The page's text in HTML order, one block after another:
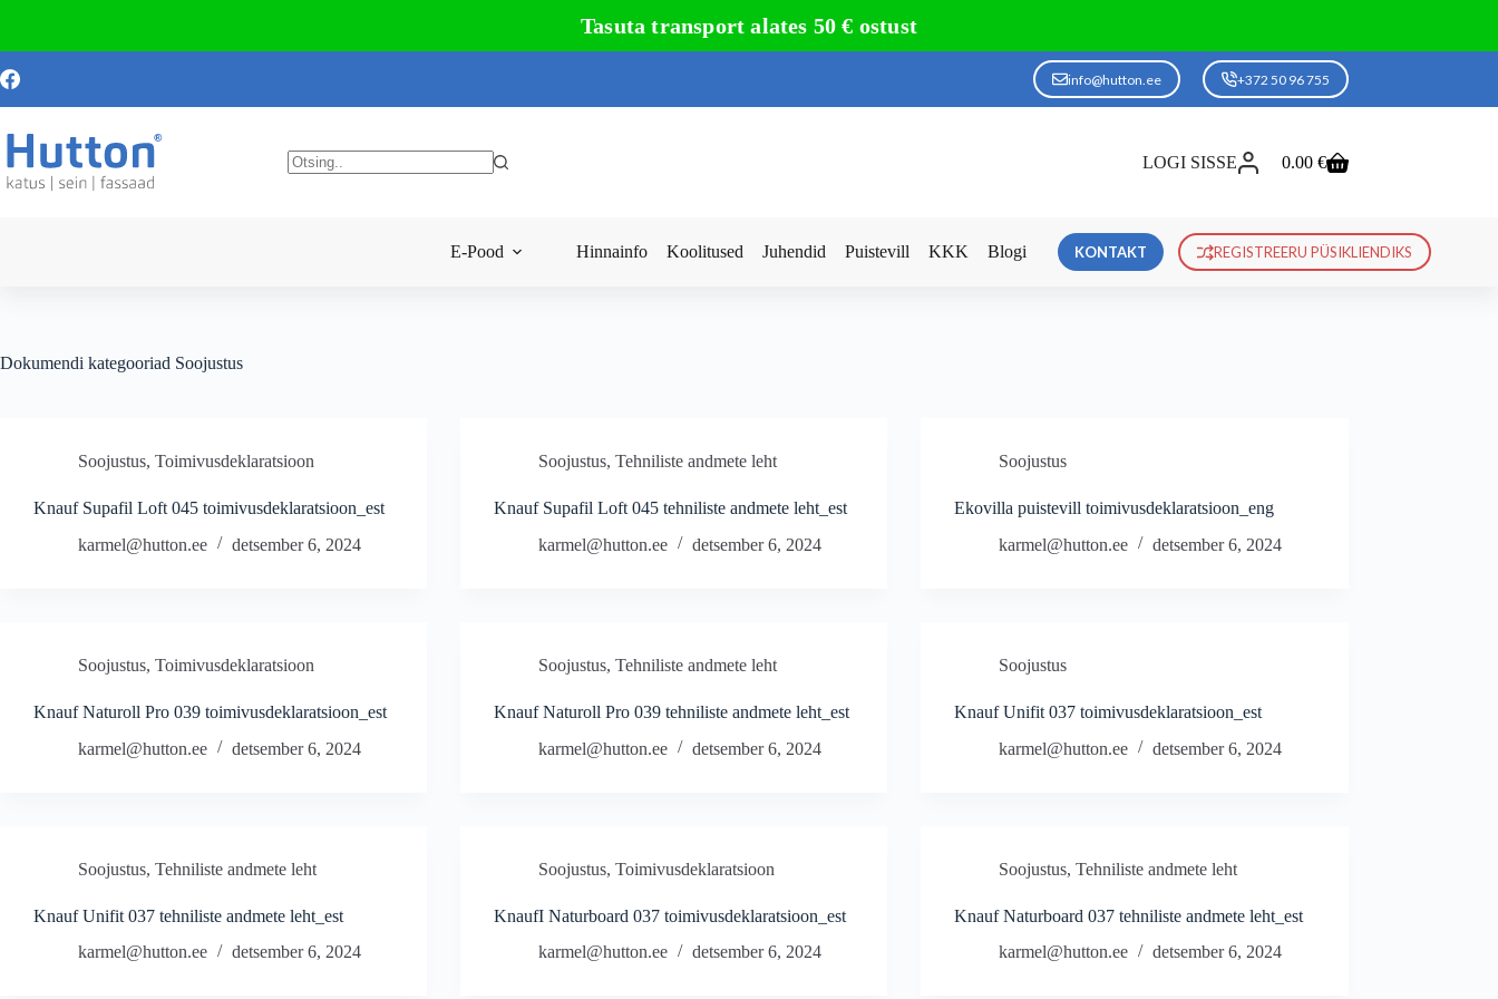
Tasuta transport alates 50 € ostust
to
info@hutton.ee +372 50 96 755
LOGI SISSE Ostukorv
0.00 €
E-Pood Hinnainfo Koolitused Juhendid Puistevill KKK Blogi KONTAKT REGISTREERU PÜSIKLIENDIKS
Dokumendi kategooriad Soojustus
Soojustus, Toimivusdeklaratsioon
Knauf Supafil Loft 045 toimivusdeklaratsioon_est
karmel@hutton.ee
detsember 6, 2024
Soojustus,Tehniliste andmete leht
Knauf Supafil Loft 045 tehniliste andmete leht_est
karmel@hutton.ee
detsember 6, 2024
Soojustus
Ekovilla puistevill toimivusdeklaratsioon_eng
karmel@hutton.ee
detsember 6, 2024
Soojustus, Toimivusdeklaratsioon
Knauf Naturoll Pro 039 toimivusdeklaratsioon_est
karmel@hutton.ee
detsember 6, 2024
Soojustus,Tehniliste andmete leht
Knauf Naturoll Pro 039 tehniliste andmete leht_est
karmel@hutton.ee
detsember 6, 2024
Soojustus
Knauf Unifit 037 toimivusdeklaratsioon_est
karmel@hutton.ee
detsember 6, 2024
Soojustus, Tehniliste andmete leht
Knauf Unifit 037 tehniliste andmete leht_est
karmel@hutton.ee
detsember 6, 2024
Soojustus,Toimivusdeklaratsioon
KnaufI Naturboard 037 toimivusdeklaratsioon_est
karmel@hutton.ee
detsember 6, 2024
Soojustus,Tehniliste andmete leht
Knauf Naturboard 037 tehniliste andmete leht_est
karmel@hutton.ee
detsember 6, 2024